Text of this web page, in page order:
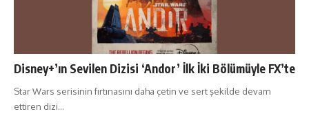
Disney+’ın Sevilen Dizisi ‘Andor’ İlk İki Bölümüyle FX’te
Star Wars serisinin fırtınasını daha çetin ve sert şekilde devam
ettiren dizi…